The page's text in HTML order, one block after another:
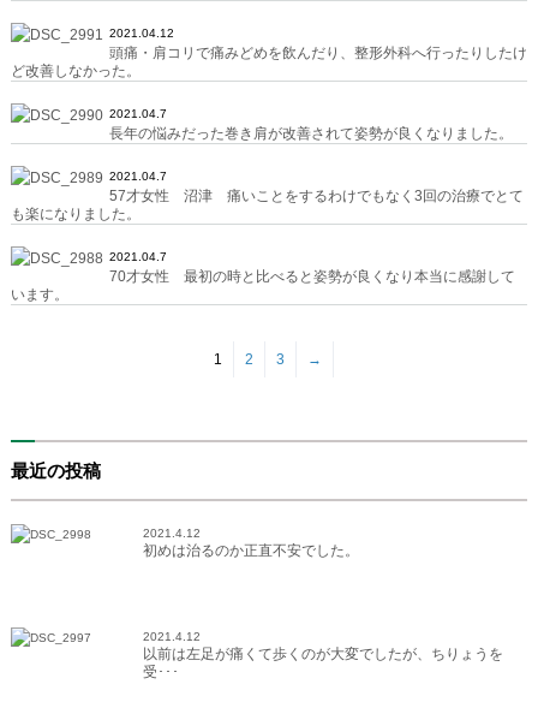
2021.04.12
頭痛・肩コリで痛みどめを飲んだり、整形外科へ行ったりしたけ
ど改善しなかった。
2021.04.7
長年の悩みだった巻き肩が改善されて姿勢が良くなりました。
2021.04.7
57才女性 沼津 痛いことをするわけでもなく3回の治療でとて
も楽になりました。
2021.04.7
70才女性 最初の時と比べると姿勢が良くなり本当に感謝して
います。
1 2 3 →
最近の投稿
2021.4.12
初めは治るのか正直不安でした。
2021.4.12
以前は左足が痛くて歩くのが大変でしたが、ちりょうを
受･･･